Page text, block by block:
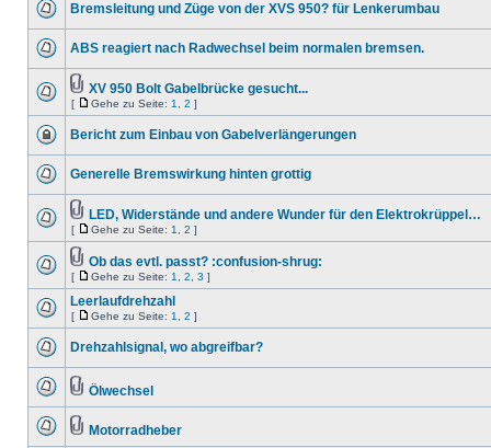
Bremsleitung und Züge von der XVS 950? für Lenkerumbau
ABS reagiert nach Radwechsel beim normalen bremsen.
XV 950 Bolt Gabelbrücke gesucht...
[ Gehe zu Seite: 1 2 ]
Bericht zum Einbau von Gabelverlängerungen
Generelle Bremswirkung hinten grottig
LED, Widerstände und andere Wunder für den Elektrokrüppel…
[ Gehe zu Seite: 1 2 ]
Ob das evtl. passt? :confusion-shrug:
[ Gehe zu Seite: 1 2 3 ]
Leerlaufdrehzahl
[ Gehe zu Seite: 1 2 ]
Drehzahlsignal, wo abgreifbar?
Ölwechsel
Motorradheber